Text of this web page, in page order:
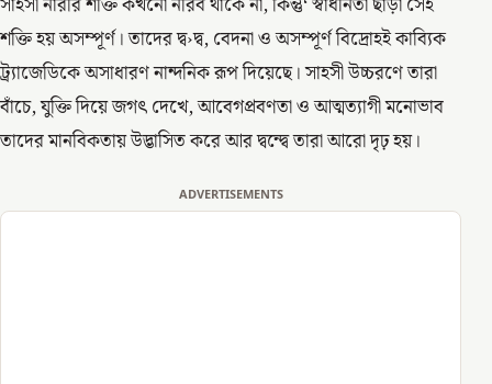
শক্তি হয় অসম্পূর্ণ। তাদের দ্ব›দ্ব, বেদনা ও অসম্পূর্ণ বিদ্রোহই কাব্যিক
ট্র‍্যাজেডিকে অসাধারণ নান্দনিক রূপ দিয়েছে। সাহসী উচ্চরণে তারা
বাঁচে, যুক্তি দিয়ে জগৎ দেখে, আবেগপ্রবণতা ও আত্মত্যাগী মনোভাব
তাদের মানবিকতায় উদ্ভাসিত করে আর দ্বন্দ্বে তারা আরো দৃঢ় হয়।
ADVERTISEMENTS